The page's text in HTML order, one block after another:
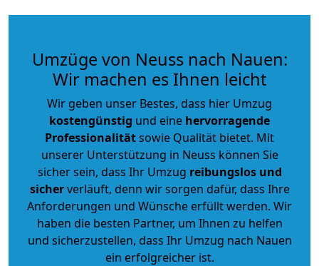
Umzüge von Neuss nach Nauen:
Wir machen es Ihnen leicht
Wir geben unser Bestes, dass hier Umzug
kostengünstig und eine hervorragende
Professionalitätsowie Qualität bietet. Mit
unserer Unterstützung in Neuss können Sie
sicher sein, dass Ihr Umzug reibungslos und
sicherverläuft, denn wir sorgen dafür, dass Ihre
Anforderungen und Wünsche erfüllt werden. Wir
haben die besten Partner, um Ihnen zu helfen
und sicherzustellen, dass Ihr Umzug nach Nauen
ein erfolgreicher ist.